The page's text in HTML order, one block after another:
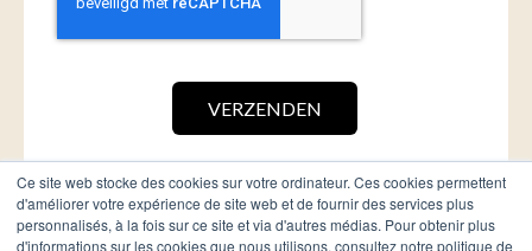
Ce site web stocke des cookies sur votre ordinateur. Ces cookies permettent
d'améliorer votre expérience de site web et de fournir des services plus
personnalisés, à la fois sur ce site et via d'autres médias. Pour obtenir plus
d'informations sur les cookies que nous utilisons, consultez notre politique de